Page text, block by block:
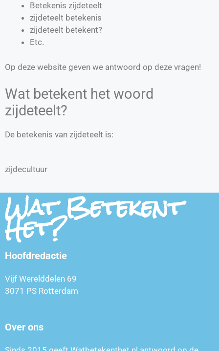
Betekenis zijdeteelt
zijdeteelt betekenis
zijdeteelt betekent?
Etc.
Op deze website geven we antwoord op deze vragen!
Wat betekent het woord
zijdeteelt?
De betekenis van zijdeteelt is:
zijdecultuur
Wat Betekent
Het?
Hoofdredactie
Vijf Werelddelen 69
3071 PS Rotterdam
Over ons